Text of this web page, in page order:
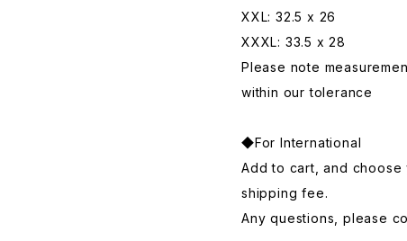
XXL: 32.5 x 26
XXXL: 33.5 x 28
Please note
within our tolerance
◆For International
Add to cart, and
shipping fee.
Any questions, please